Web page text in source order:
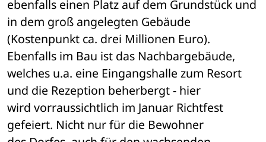
ebenfalls einen Platz auf dem Grundstück und
in dem groß angelegten Gebäude
(Kostenpunkt ca. drei Millionen Euro).
Ebenfalls im Bau ist das Nachbargebäude,
welches u.a. eine Eingangshalle zum Resort
und die Rezeption beherbergt - hier
wird vorraussichtlich im Januar Richtfest
gefeiert. Nicht nur für die Bewohner